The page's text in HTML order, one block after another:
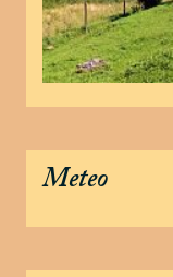
Meteo